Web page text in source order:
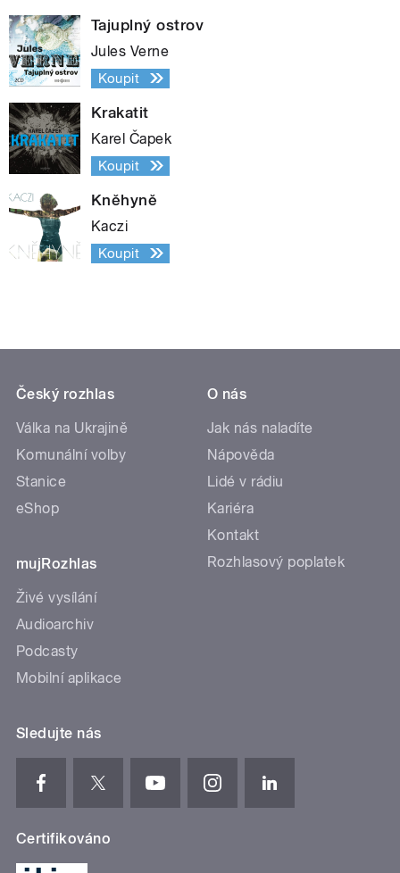
Tajuplný ostrov
Jules Verne
Koupit
Krakatit
Karel Čapek
Koupit
Kněhyně
Kaczi
Koupit
Český rozhlas
Válka na Ukrajině
Komunální volby
Stanice
eShop
mujRozhlas
Živé vysílání
Audioarchiv
Podcasty
Mobilní aplikace
O nás
Jak nás naladíte
Nápověda
Lidé v rádiu
Kariéra
Kontakt
Rozhlasový poplatek
Sledujte nás
Certifikováno